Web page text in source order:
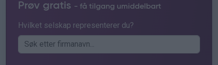
Prøv gratis - få tilgang umiddelbart
Hvilket selskap representerer du?